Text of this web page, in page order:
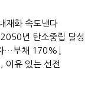
재화 속도낸다
년 탄소중립 달성
…부채 170%↓
이유 있는 선전